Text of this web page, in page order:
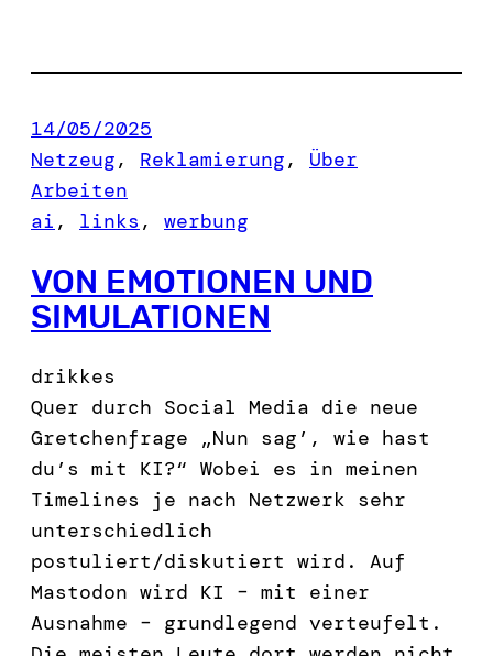
14/05/2025
Netzeug, Reklamierung, Über
Arbeiten
ai , links , werbung
VON EMOTIONEN UND
SIMULATIONEN
drikkes
Quer durch Social Media die neue
Gretchenfrage „Nun sag’, wie hast
du’s mit KI?“ Wobei es in meinen
Timelines je nach Netzwerk sehr
unterschiedlich
postuliert/diskutiert wird. Auf
Mastodon wird KI – mit einer
Ausnahme – grundlegend verteufelt.